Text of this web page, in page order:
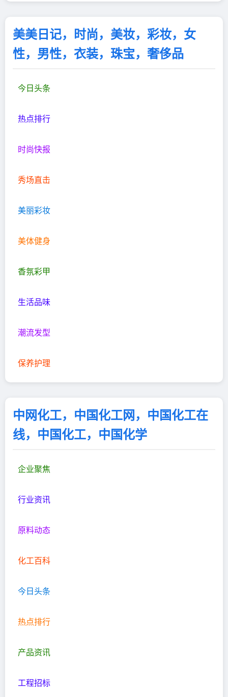
美美日记，时尚，美妆，彩妆，女
性，男性，衣装，珠宝，奢侈品
今日头条
热点排行
时尚快报
秀场直击
美丽彩妆
美体健身
香氛彩甲
生活品味
潮流发型
保养护理
中网化工，中国化工网，中国化工在
线，中国化工，中国化学
企业聚焦
行业资讯
原料动态
化工百科
今日头条
热点排行
产品资讯
工程招标